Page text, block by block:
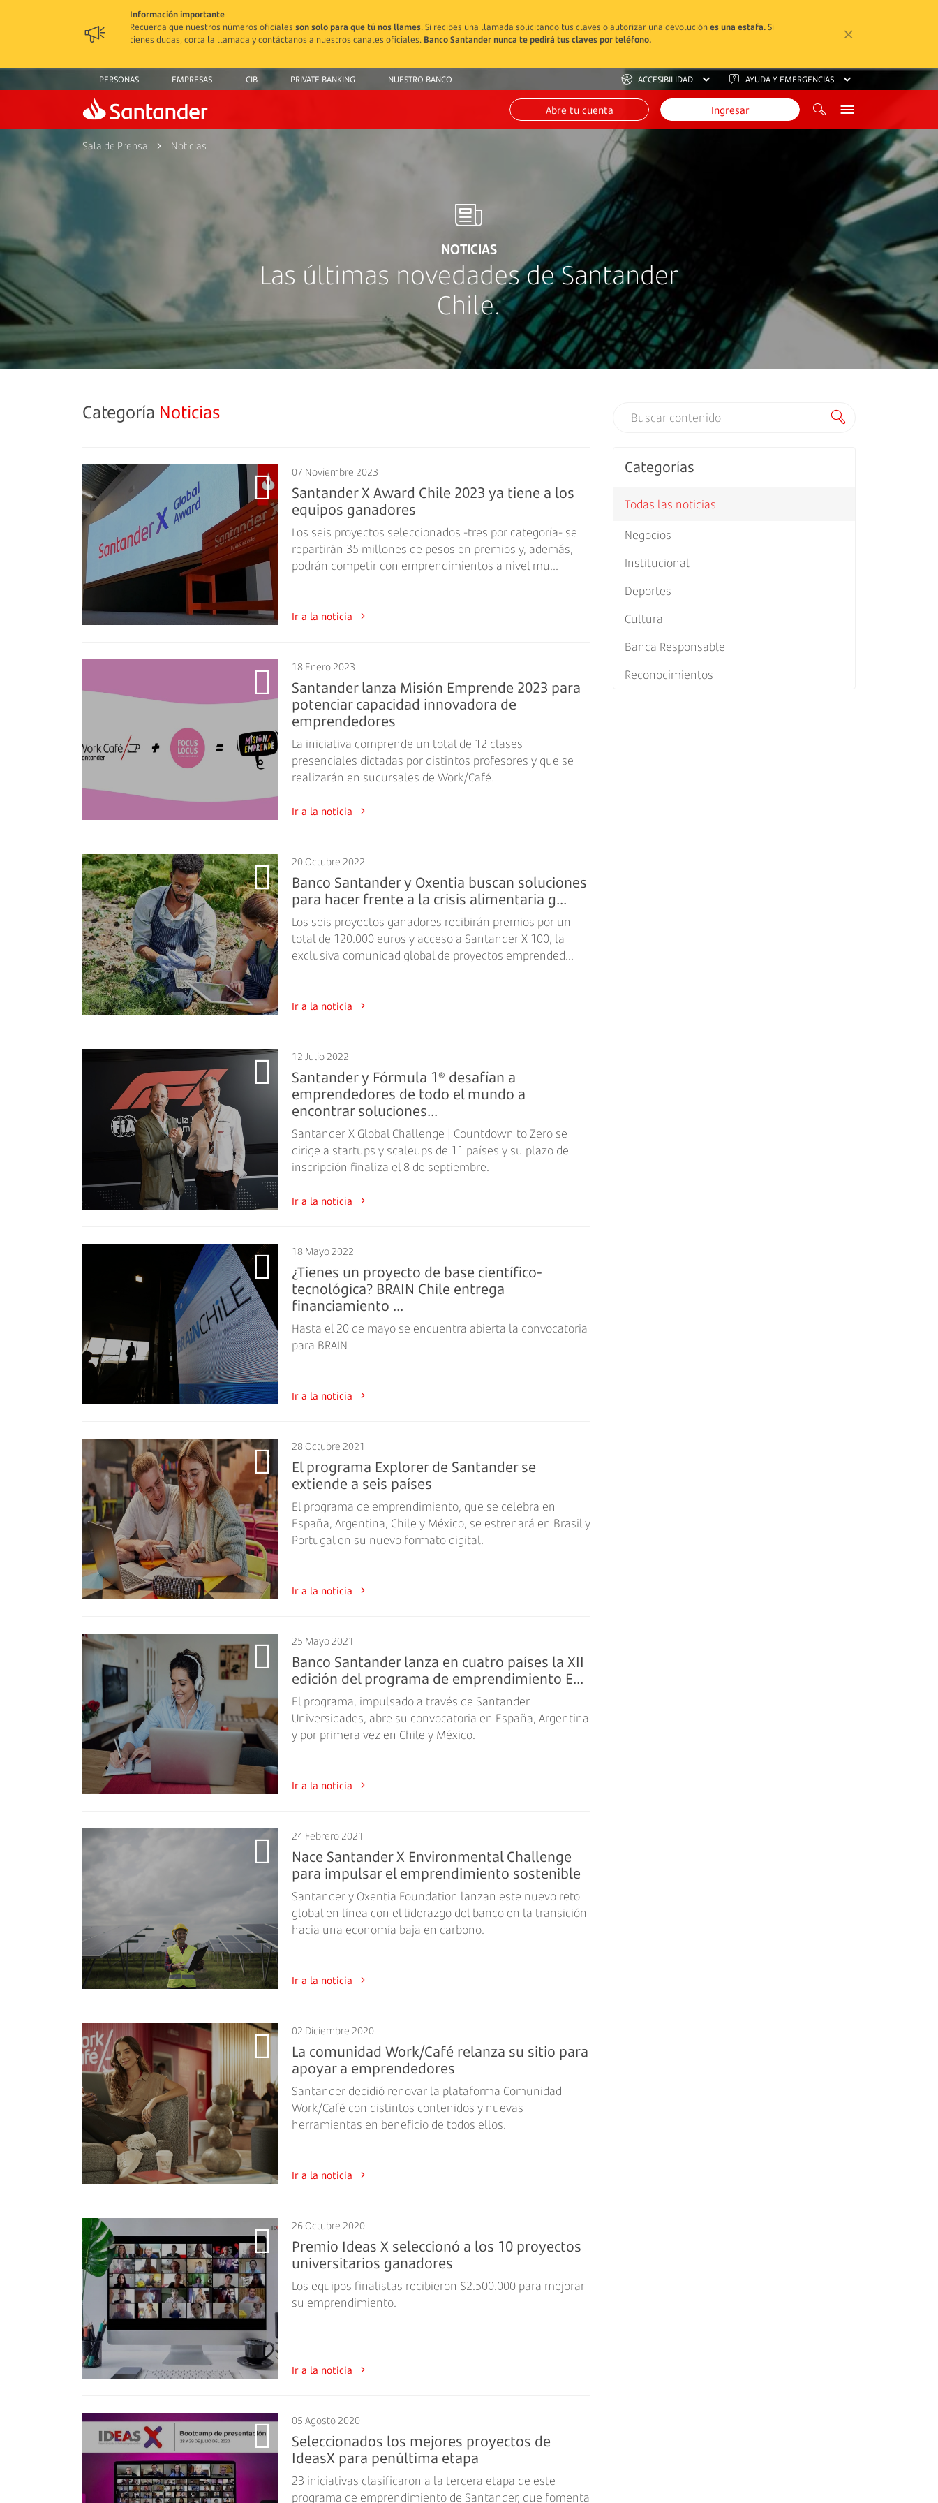
Información importante
Recuerda que nuestros números oficiales son solo para que tú nos llames. Si recibes una llamada solicitando tus claves o autorizar una devoluciónes una estafa.Si
tienes dudas, corta la llamada y contáctanos a nuestros canales oficiales. Banco Santander nunca te pedirá tus claves por teléfono.
PERSONAS EMPRESAS CIB PRIVATE BANKING NUESTRO BANCO ACCESIBILIDAD AYUDA Y EMERGENCIAS
Abre tu cuenta Ingresar
Sala de Prensa Noticias
NOTICIAS
Las últimas novedades de Santander
Chile.
Categoría Noticias
07 Noviembre 2023
Santander X Award Chile 2023 ya tiene a los
equipos ganadores
Los seis proyectos seleccionados -tres por categoría- se
repartirán 35 millones de pesos en premios y, además,
podrán competir con emprendimientos a nivel mu...
Ir a la noticia
18 Enero 2023
Santander lanza Misión Emprende 2023 para
potenciar capacidad innovadora de
emprendedores
La iniciativa comprende un total de 12 clases
presenciales dictadas por distintos profesores y que se
realizarán en sucursales de Work/Café.
Ir a la noticia
20 Octubre 2022
Banco Santander y Oxentia buscan soluciones
para hacer frente a la crisis alimentaria g...
Los seis proyectos ganadores recibirán premios por un
total de 120.000 euros y acceso a Santander X 100, la
exclusiva comunidad global de proyectos emprended...
Ir a la noticia
12 Julio 2022
Santander y Fórmula 1® desafían a
emprendedores de todo el mundo a
encontrar soluciones...
Santander X Global Challenge | Countdown to Zero se
dirige a startups y scaleups de 11 países y su plazo de
inscripción finaliza el 8 de septiembre.
Ir a la noticia
18 Mayo 2022
¿Tienes un proyecto de base científico-
tecnológica? BRAIN Chile entrega
financiamiento ...
Hasta el 20 de mayo se encuentra abierta la convocatoria
para BRAIN
Ir a la noticia
28 Octubre 2021
El programa Explorer de Santander se
extiende a seis países
El programa de emprendimiento, que se celebra en
España, Argentina, Chile y México, se estrenará en Brasil y
Portugal en su nuevo formato digital.
Ir a la noticia
25 Mayo 2021
Banco Santander lanza en cuatro países la XII
edición del programa de emprendimiento E...
El programa, impulsado a través de Santander
Universidades, abre su convocatoria en España, Argentina
y por primera vez en Chile y México.
Ir a la noticia
24 Febrero 2021
Nace Santander X Environmental Challenge
para impulsar el emprendimiento sostenible
Santander y Oxentia Foundation lanzan este nuevo reto
global en línea con el liderazgo del banco en la transición
hacia una economía baja en carbono.
Ir a la noticia
02 Diciembre 2020
La comunidad Work/Café relanza su sitio para
apoyar a emprendedores
Santander decidió renovar la plataforma Comunidad
Work/Café con distintos contenidos y nuevas
herramientas en beneficio de todos ellos.
Ir a la noticia
26 Octubre 2020
Premio Ideas X seleccionó a los 10 proyectos
universitarios ganadores
Los equipos finalistas recibieron $2.500.000 para mejorar
su emprendimiento.
Ir a la noticia
05 Agosto 2020
Seleccionados los mejores proyectos de
IdeasX para penúltima etapa
23 iniciativas clasificaron a la tercera etapa de este
programa de emprendimiento de Santander, que fomenta
Categorías
Todas las noticias
Negocios
Institucional
Deportes
Cultura
Banca Responsable
Reconocimientos